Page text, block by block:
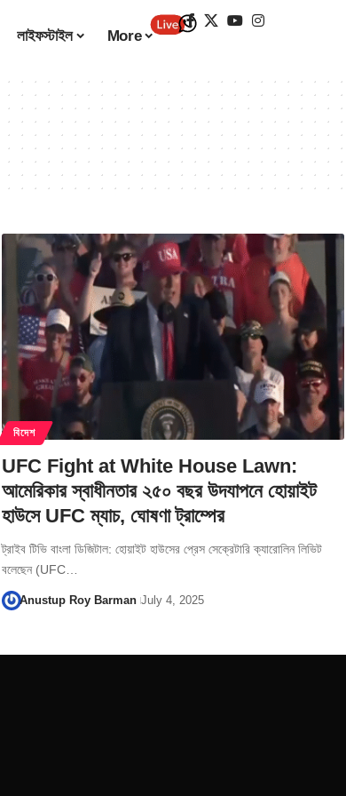
লাইফস্টাইল More
বিদেশ
UFC Fight at White House Lawn:
আমেরিকার স্বাধীনতার ২৫০ বছর উদযাপনে হোয়াইট
হাউসে UFC ম্যাচ, ঘোষণা ট্রাম্পের
ট্রাইব টিভি বাংলা ডিজিটাল: হোয়াইট হাউসের প্রেস সেক্রেটারি ক্যারোলিন লিভিট
বলেছেন (UFC…
Anustup Roy Barman July 4, 2025